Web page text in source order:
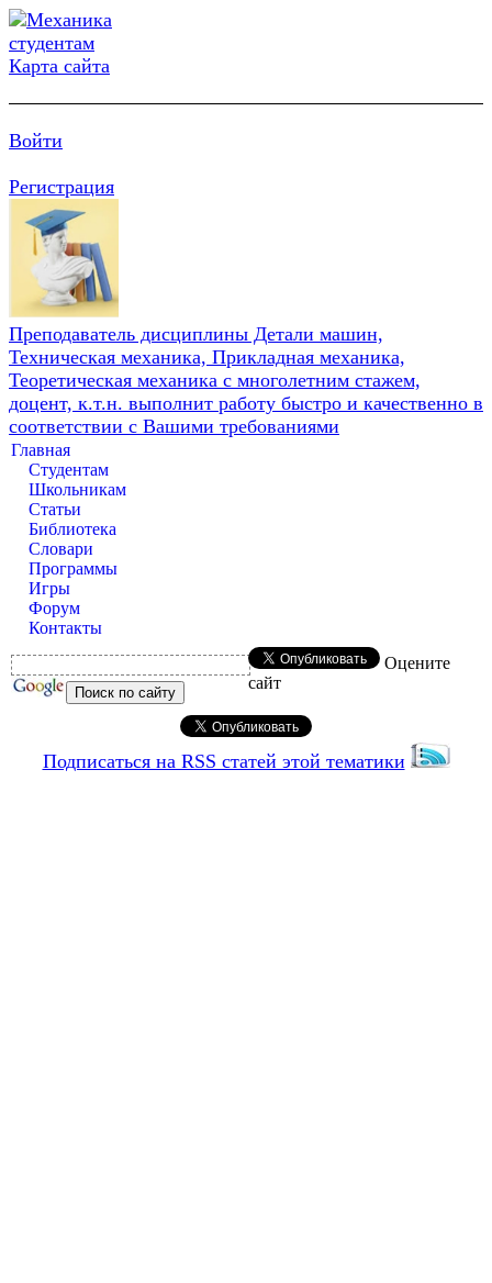
Карта сайта
Войти
Регистрация
Преподаватель дисциплины Детали машин,
Техническая механика, Прикладная механика,
Теоретическая механика с многолетним стажем,
доцент, к.т.н. выполнит работу быстро и качественно в
соответствии с Вашими требованиями
Главная
Студентам
Школьникам
Статьи
Библиотека
Словари
Программы
Игры
Форум
Контакты
Оцените
сайт
Подписаться на RSS статей этой тематики